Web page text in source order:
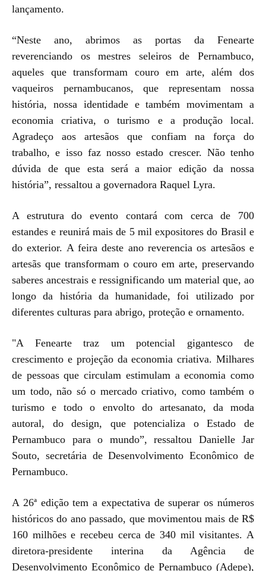
lançamento.
“Neste ano, abrimos as portas da Fenearte
reverenciando os mestres seleiros de Pernambuco,
aqueles que transformam couro em arte, além dos
vaqueiros pernambucanos, que representam nossa
história, nossa identidade e também movimentam a
economia criativa, o turismo e a produção local.
Agradeço aos artesãos que confiam na força do
trabalho, e isso faz nosso estado crescer. Não tenho
dúvida de que esta será a maior edição da nossa
história”, ressaltou a governadora Raquel Lyra.
A estrutura do evento contará com cerca de 700
estandes e reunirá mais de 5 mil expositores do Brasil e
do exterior. A feira deste ano reverencia os artesãos e
artesãs que transformam o couro em arte, preservando
saberes ancestrais e ressignificando um material que, ao
longo da história da humanidade, foi utilizado por
diferentes culturas para abrigo, proteção e ornamento.
"A Fenearte traz um potencial gigantesco de
crescimento e projeção da economia criativa. Milhares
de pessoas que circulam estimulam a economia como
um todo, não só o mercado criativo, como também o
turismo e todo o envolto do artesanato, da moda
autoral, do design, que potencializa o Estado de
Pernambuco para o mundo”, ressaltou Danielle Jar
Souto, secretária de Desenvolvimento Econômico de
Pernambuco.
A 26ª edição tem a expectativa de superar os números
históricos do ano passado, que movimentou mais de R$
160 milhões e recebeu cerca de 340 mil visitantes. A
diretora-presidente interina da Agência de
Desenvolvimento Econômico de Pernambuco (Adepe),